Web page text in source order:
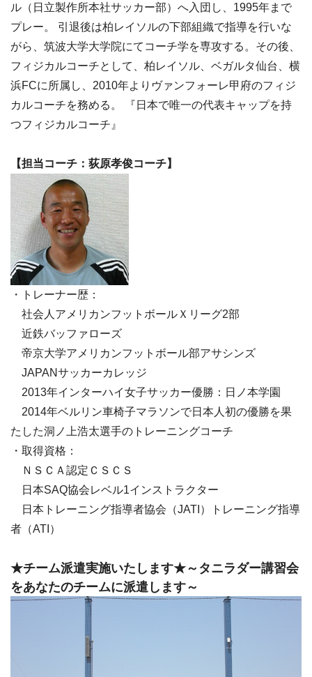
ル（日立製作所本社サッカー部）へ入団し、1995年まで
プレー。 引退後は柏レイソルの下部組織で指導を行いな
がら、筑波大学大学院にてコーチ学を専攻する。その後、
フィジカルコーチとして、柏レイソル、ベガルタ仙台、横
浜FCに所属し、2010年よりヴァンフォーレ甲府のフィジ
カルコーチを務める。 『日本で唯一の代表キャップを持
つフィジカルコーチ』
【担当コーチ：荻原孝俊コーチ】
・トレーナー歴：
社会人アメリカンフットボールＸリーグ2部
近鉄バッファローズ
帝京大学アメリカンフットボール部アサシンズ
JAPANサッカーカレッジ
2013年インターハイ女子サッカー優勝：日ノ本学園
2014年ベルリン車椅子マラソンで日本人初の優勝を果
たした洞ノ上浩太選手のトレーニングコーチ
・取得資格：
ＮＳＣＡ認定ＣＳＣＳ
日本SAQ協会レベル1インストラクター
日本トレーニング指導者協会（JATI）トレーニング指導
者（ATI）
★チーム派遣実施いたします★～タニラダー講習会
をあなたのチームに派遣します～